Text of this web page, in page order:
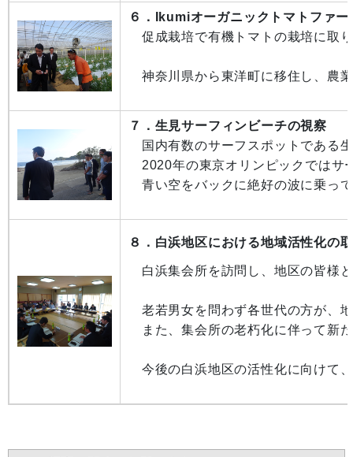
６．Ikumiオーガニックトマトファー
促成栽培で有機トマトの栽培に取
神奈川県から東洋町に移住し、農
７．生見サーフィンビーチの視察
国内有数のサーフスポットである
2020年の東京オリンピックではサ
青い空をバックに絶好の波に乗っ
８．白浜地区における地域活性化の
白浜集会所を訪問し、地区の皆様
老若男女を問わず各世代の方が、
また、集会所の老朽化に伴って新
今後の白浜地区の活性化に向けて